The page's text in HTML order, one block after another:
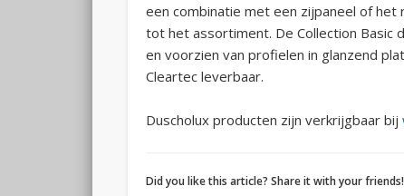
een combinatie met een zijpaneel of het
tot het assortiment. De Collection Basic
en voorzien van profielen in glanzend
Cleartec leverbaar.
Duscholux producten zijn verkrijgbaar bij
Did you like this article? Share it with your friends!